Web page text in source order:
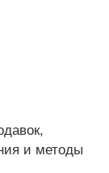
и методы